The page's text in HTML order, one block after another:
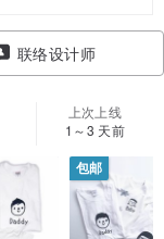
联络设计师
上次上线
1～3 天前
包邮